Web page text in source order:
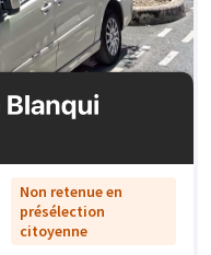
Non retenue en
présélection
citoyenne